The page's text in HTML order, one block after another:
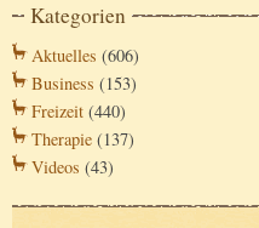
Kategorien
Aktuelles (606)
Business (153)
Freizeit (440)
Therapie (137)
Videos (43)